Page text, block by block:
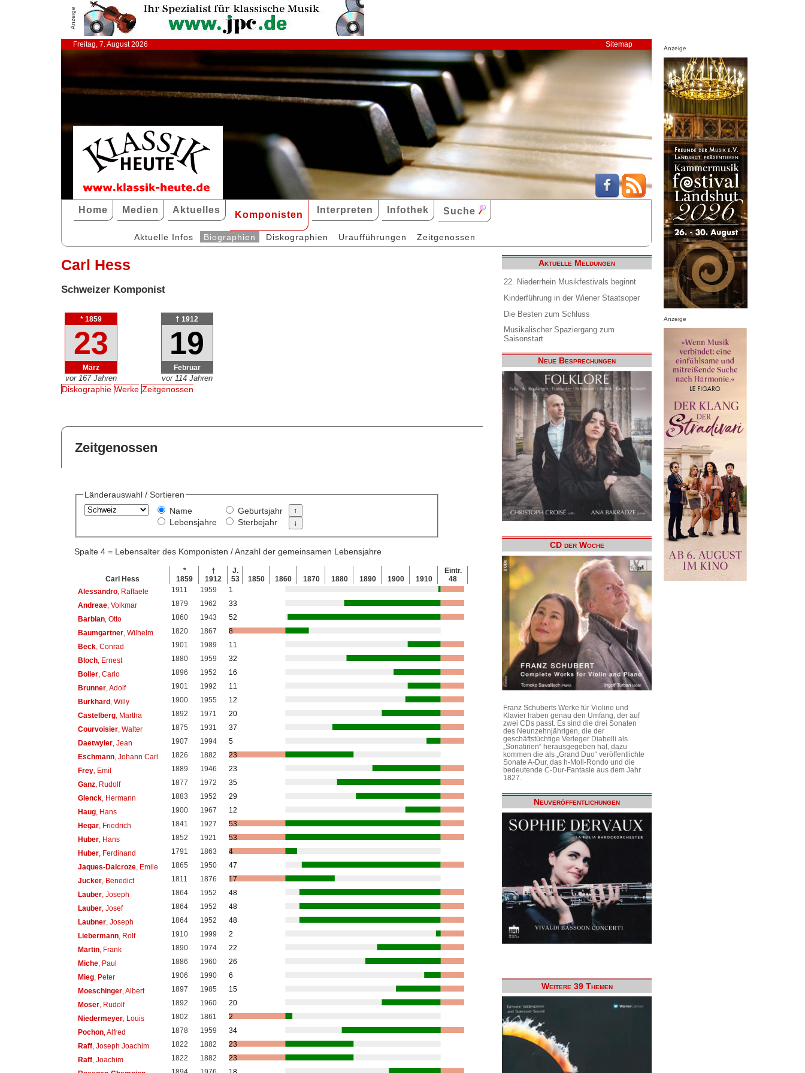
Anzeige
Freitag, 7. August 2026 Sitemap
Home Medien Aktuelles Komponisten Interpreten Infothek Suche
Aktuelle Infos Biographien Diskographien Uraufführungen Zeitgenossen
Carl Hess
Schweizer Komponist
* 1859
23
März
vor 167 Jahren
† 1912
19
Februar
vor 114 Jahren
Diskographie Werke Zeitgenossen
Zeitgenossen
Länderauswahl / Sortieren
Name
Lebensjahre
Geburtsjahr
Sterbejahr
Spalte 4 = Lebensalter des Komponisten / Anzahl der gemeinsamen Lebensjahre
Carl Hess
*
1859
†
1912
J.
53
1850 1860 1870 1880 1890 1900 1910
Eintr.
48
Alessandro, Raffaele 1911 1959
1
Andreae, Volkmar 1879 1962
33
Barblan, Otto 1860 1943
52
Baumgartner, Wilhelm 1820 1867
8
Beck, Conrad 1901 1989
11
Bloch, Ernest 1880 1959
32
Boller, Carlo 1896 1952
16
Brunner, Adolf 1901 1992
11
Burkhard, Willy 1900 1955
12
Castelberg, Martha 1892 1971
20
Courvoisier, Walter 1875 1931
37
Daetwyler, Jean 1907 1994
5
Eschmann, Johann Carl 1826 1882
23
Frey, Emil 1889 1946
23
Ganz, Rudolf 1877 1972
35
Glenck, Hermann 1883 1952
29
Haug, Hans 1900 1967
12
Hegar, Friedrich 1841 1927
53
Huber, Hans 1852 1921
53
Huber, Ferdinand 1791 1863
4
Jaques-Dalcroze, Emile 1865 1950
47
Jucker, Benedict 1811 1876
17
Lauber, Joseph 1864 1952
48
Lauber, Josef 1864 1952
48
Laubner, Joseph 1864 1952
48
Liebermann, Rolf 1910 1999
2
Martin, Frank 1890 1974
22
Miche, Paul 1886 1960
26
Mieg, Peter 1906 1990
6
Moeschinger, Albert 1897 1985
15
Moser, Rudolf 1892 1960
20
Niedermeyer, Louis 1802 1861
2
Pochon, Alfred 1878 1959
34
Raff, Joseph Joachim 1822 1882
23
Raff, Joachim 1822 1882
23
Aktuelle Meldungen
22. Niederrhein Musikfestivals beginnt
Kinderführung in der Wiener Staatsoper
Die Besten zum Schluss
Musikalischer Spaziergang zum
Saisonstart
Neue Besprechungen
CD der Woche
Franz Schuberts Werke für Violine und
Klavier haben genau den Umfang, der auf
zwei CDs passt. Es sind die drei Sonaten
des Neunzehnjährigen, die der
geschäftstüchtige Verleger Diabelli als
„Sonatinen“ herausgegeben hat, dazu
kommen die als „Grand Duo“ veröffentlichte
Sonate A-Dur, das h-Moll-Rondo und die
bedeutende C-Dur-Fantasie aus dem Jahr
1827.
Neuveröffentlichungen
Weitere 39 Themen
Anzeige
Anzeige